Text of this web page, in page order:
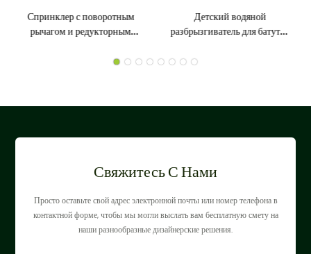
Спринклер с поворотным
рычагом и редукторным
Детский водяной
разбрызгиватель для батута -
Свяжитесь С Нами
Просто оставьте свой адрес электронной почты или номер телефона в
контактной форме, чтобы мы могли выслать вам бесплатную смету на
наши разнообразные дизайнерские решения.